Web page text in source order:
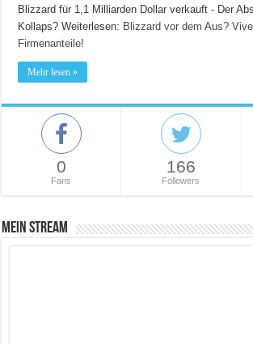
Blizzard für 1,1 Milliarden Dollar verkauft - Der
Kollaps?Weiterlesen: Blizzard vor dem Aus?
Firmenanteile!
Mehr lesen »
0
Fans
166
Followers
Mein Stream